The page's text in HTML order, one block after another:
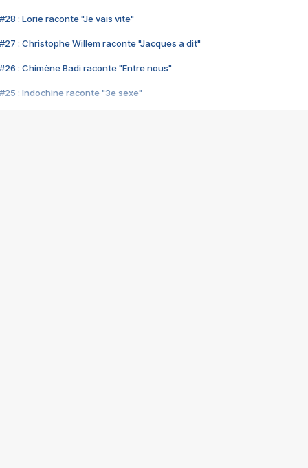
#28 : Lorie raconte "Je vais vite"
#27 : Christophe Willem raconte "Jacques a dit"
#26 : Chimène Badi raconte "Entre nous"
#25 : Indochine raconte "3e sexe"